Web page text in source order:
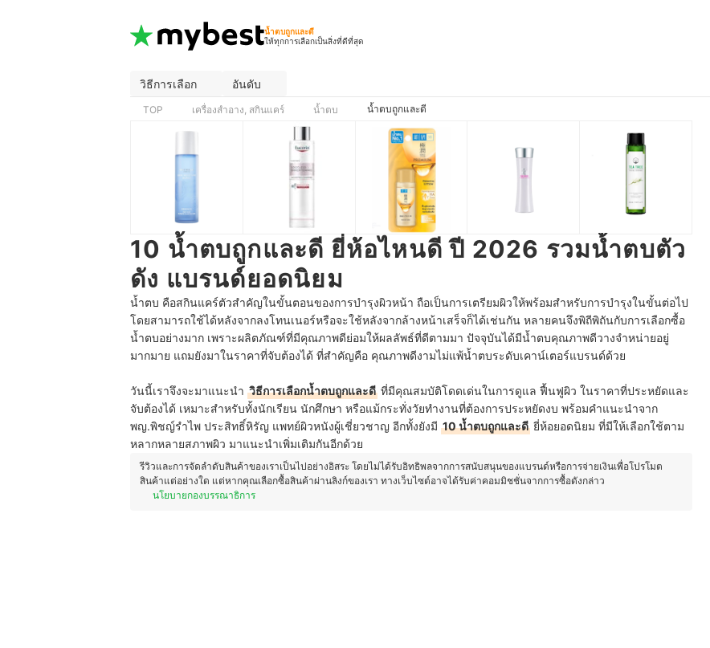
น้ำตบถูกและดี
ให้ทุกการเลือกเป็นสิ่งที่ดีที่สุด
วิธีการเลือก อันดับ
TOP เครื่องสำอาง, สกินแคร์ น้ำตบ น้ำตบถูกและดี
10 น้ำตบถูกและดี ยี่ห้อไหนดี ปี 2026 รวมน้ำตบตัว
ดัง แบรนด์ยอดนิยม
น้ำตบ คือสกินแคร์ตัวสำคัญในขั้นตอนของการบำรุงผิวหน้า ถือเป็นการเตรียมผิวให้พร้อมสำหรับการบำรุงในขั้นต่อไป
โดยสามารถใช้ได้หลังจากลงโทนเนอร์หรือจะใช้หลังจากล้างหน้าเสร็จก็ได้เช่นกัน หลายคนจึงพิถีพิถันกับการเลือกซื้อ
น้ำตบอย่างมาก เพราะผลิตภัณฑ์ที่มีคุณภาพดีย่อมให้ผลลัพธ์ที่ดีตามมา ปัจจุบันได้มีน้ำตบคุณภาพดีวางจำหน่ายอยู่
มากมาย แถมยังมาในราคาที่จับต้องได้ ที่สำคัญคือ คุณภาพดีงามไม่แพ้น้ำตบระดับเคาน์เตอร์แบรนด์ด้วย
วันนี้เราจึงจะมาแนะนำ วิธีการเลือกน้ำตบถูกและดี ที่มีคุณสมบัติโดดเด่นในการดูแล ฟื้นฟูผิว ในราคาที่ประหยัดและ
จับต้องได้ เหมาะสำหรับทั้งนักเรียน นักศึกษา หรือแม้กระทั่งวัยทำงานที่ต้องการประหยัดงบ พร้อมคำแนะนำจาก
พญ.พิชญ์รำไพ ประสิทธิ์หิรัญ แพทย์ผิวหนังผู้เชี่ยวชาญ อีกทั้งยังมี 10 น้ำตบถูกและดี ยี่ห้อยอดนิยม ที่มีให้เลือกใช้ตาม
หลากหลายสภาพผิว มาแนะนำเพิ่มเติมกันอีกด้วย
รีวิวและการจัดลำดับสินค้าของเราเป็นไปอย่างอิสระ โดยไม่ได้รับอิทธิพลจากการสนับสนุนของแบรนด์หรือการจ่ายเงินเพื่อโปรโมต
สินค้าแต่อย่างใด แต่หากคุณเลือกซื้อสินค้าผ่านลิงก์ของเรา ทางเว็บไซต์อาจได้รับค่าคอมมิชชั่นจากการซื้อดังกล่าว
นโยบายกองบรรณาธิการ